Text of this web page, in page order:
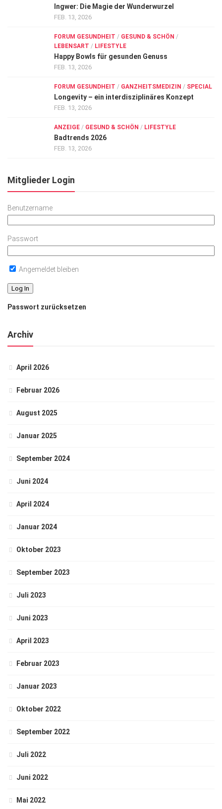
Ingwer: Die Magie der Wunderwurzel
FEB. 13, 2026
FORUM GESUNDHEIT / GESUND & SCHÖN /
LEBENSART / LIFESTYLE
Happy Bowls für gesunden Genuss
FEB. 13, 2026
FORUM GESUNDHEIT / GANZHEITSMEDIZIN / SPECIAL
Longevity – ein interdisziplinäres Konzept
FEB. 13, 2026
ANZEIGE / GESUND & SCHÖN / LIFESTYLE
Badtrends 2026
FEB. 13, 2026
Mitglieder Login
Benutzername
Passwort
Angemeldet bleiben
Passwort zurücksetzen
Archiv
April 2026
Februar 2026
August 2025
Januar 2025
September 2024
Juni 2024
April 2024
Januar 2024
Oktober 2023
September 2023
Juli 2023
Juni 2023
April 2023
Februar 2023
Januar 2023
Oktober 2022
September 2022
Juli 2022
Juni 2022
Mai 2022